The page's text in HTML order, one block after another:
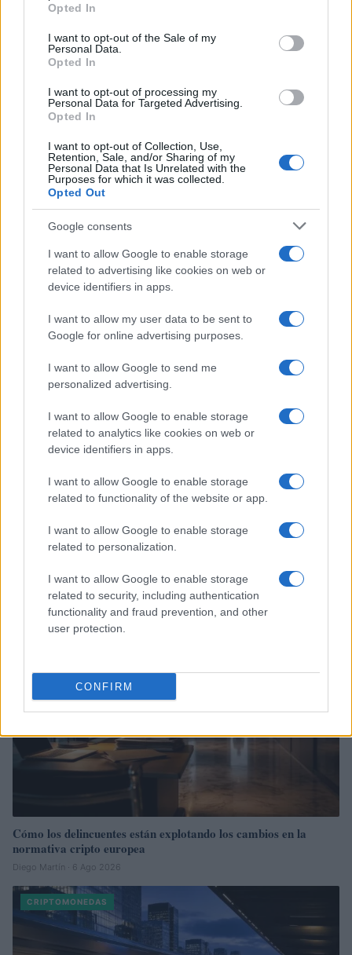
use your data for below specified purposes in below Google
consent section.
Opted In
I want to opt-out of the Sale of my
Personal Data.
Opted In
I want to opt-out of processing my
Personal Data for Targeted Advertising.
Opted In
I want to opt-out of Collection, Use,
Retention, Sale, and/or Sharing of my
Personal Data that Is Unrelated with the
Purposes for which it was collected.
Opted Out
Google consents
I want to allow Google to enable storage
related to advertising like cookies on web or
device identifiers in apps.
I want to allow my user data to be sent to
Google for online advertising purposes.
I want to allow Google to send me
personalized advertising.
I want to allow Google to enable storage
related to analytics like cookies on web or
device identifiers in apps.
I want to allow Google to enable storage
related to functionality of the website or app.
I want to allow Google to enable storage
related to personalization.
I want to allow Google to enable storage
related to security, including authentication
functionality and fraud prevention, and other
user protection.
CONFIRM
Sigue leyendo
Cadena perpetua para ex oficial de LAPD por robo cripto a
Diego Martín · 6 Ago 2026
CRIPTOMONEDAS
Cómo los delincuentes están explotando los cambios en la
normativa cripto europea
Diego Martín · 6 Ago 2026
CRIPTOMONEDAS